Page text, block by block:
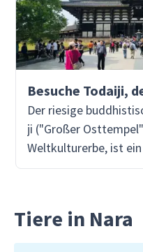
Der riesige
ji ("Großer
Weltkulturerbe, ist ein
Nara bist.Sein fast
Denkmal
Daibutsu-den, den
Tiere in Nara